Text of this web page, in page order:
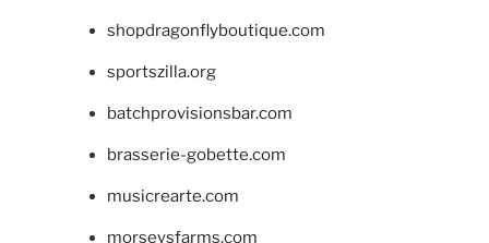
shopdragonflyboutique.com
sportszilla.org
batchprovisionsbar.com
brasserie-gobette.com
musicrearte.com
morseysfarms.com